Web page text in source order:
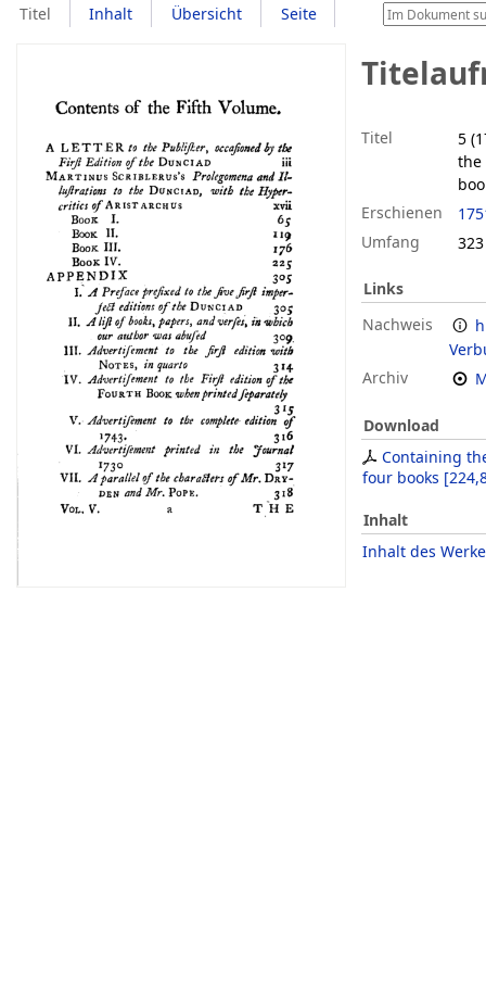
Titel Inhalt Übersicht Seite
Titel
5
the
Erschienen
Umfang
Links
Nachweis
Archiv
Download
Containing
four books [
Inhalt
Inhalt des